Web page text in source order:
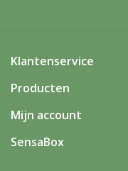
Klantenservice
Producten
Mijn account
SensaBox